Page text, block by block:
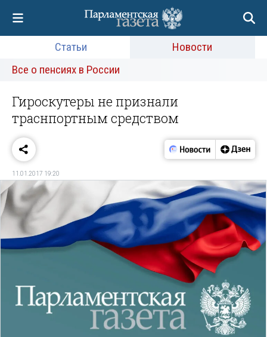
Статьи
Новости
Все о пенсиях в России
Гироскутеры не признали
траснпортным средством
11.01.2017 19:20